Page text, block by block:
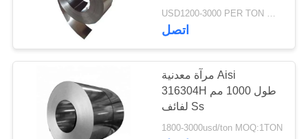
معلومات
عنا
لوحة ورقة الفولاذ
المقاوم للصدأ
92
USD1200-3000 PER TON MOQ:1TON
اتصل
مرآة معدنية Aisi
316304H طول 1000 مم
لفائف Ss
1800-3000usd/ton MOQ:1TON